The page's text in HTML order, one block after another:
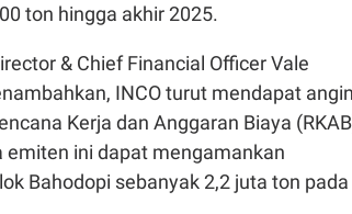
ton hingga akhir 2025.
& Chief Financial Officer Vale
INCO turut mendapat angin
Kerja dan Anggaran Biaya
emiten ini dapat mengamankan
Bahodopi sebanyak 2,2 juta ton pada